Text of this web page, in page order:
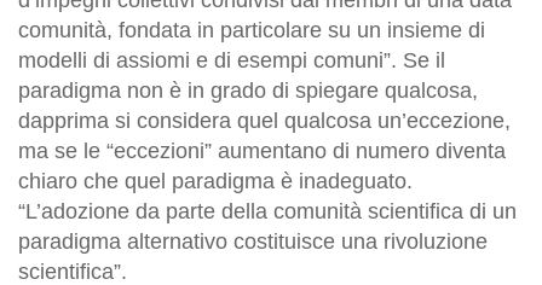
comunità, fondata in particolare su un insieme di
modelli di assiomi e di esempi comuni”. Se il
paradigma non è in grado di spiegare qualcosa,
dapprima si considera quel qualcosa un’eccezione,
ma se le “eccezioni” aumentano di numero diventa
chiaro che quel paradigma è inadeguato.
“L’adozione da parte della comunità scientifica di un
paradigma alternativo costituisce una rivoluzione
scientifica”.